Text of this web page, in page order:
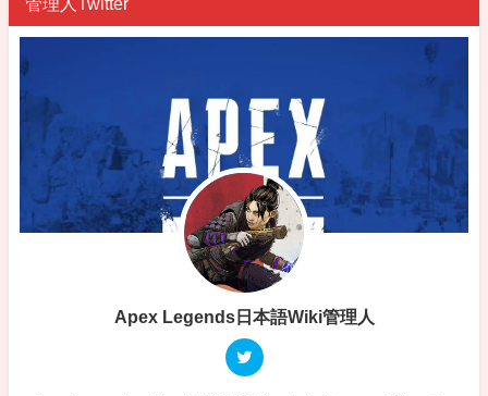
管理人Twitter
Apex Legends日本語Wiki管理人